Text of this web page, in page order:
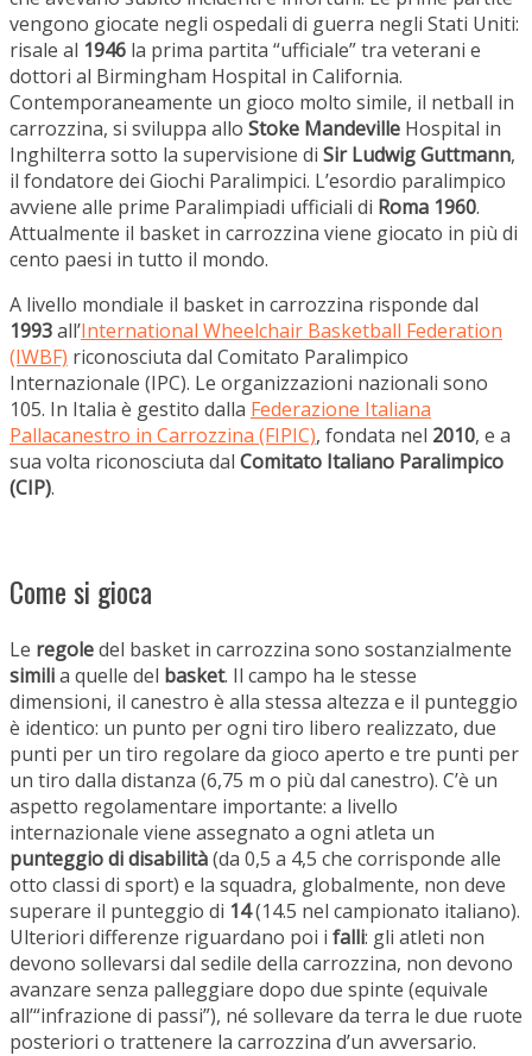
vengono giocate negli ospedali di guerra negli Stati Uniti:
risale al 1946 la prima partita “ufficiale” tra veterani e
dottori al Birmingham Hospital in California.
Contemporaneamente un gioco molto simile, il netball in
carrozzina, si sviluppa allo Stoke Mandeville Hospital in
Inghilterra sotto la supervisione di Sir Ludwig Guttmann,
il fondatore dei Giochi Paralimpici. L’esordio paralimpico
avviene alle prime Paralimpiadi ufficiali di Roma 1960.
Attualmente il basket in carrozzina viene giocato in più di
cento paesi in tutto il mondo.
A livello mondiale il basket in carrozzina risponde dal
1993all’International Wheelchair Basketball Federation
(IWBF) riconosciuta dal Comitato Paralimpico
Internazionale (IPC). Le organizzazioni nazionali sono
105. In Italia è gestito dalla Federazione Italiana
Pallacanestro in Carrozzina (FIPIC), fondata nel 2010, e a
sua volta riconosciuta dal Comitato Italiano Paralimpico
(CIP).
Come si gioca
Le regoledel basket in carrozzina sono sostanzialmente
similia quelle del basket. Il campo ha le stesse
dimensioni, il canestro è alla stessa altezza e il punteggio
è identico: un punto per ogni tiro libero realizzato, due
punti per un tiro regolare da gioco aperto e tre punti per
un tiro dalla distanza (6,75 m o più dal canestro). C’è un
aspetto regolamentare importante: a livello
internazionale viene assegnato a ogni atleta un
punteggio di disabilità(da 0,5 a 4,5 che corrisponde alle
otto classi di sport) e la squadra, globalmente, non deve
superare il punteggio di 14(14.5 nel campionato italiano).
Ulteriori differenze riguardano poi i falli: gli atleti non
devono sollevarsi dal sedile della carrozzina, non devono
avanzare senza palleggiare dopo due spinte (equivale
all’“infrazione di passi”), né sollevare da terra le due ruote
posteriori o trattenere la carrozzina d’un avversario.